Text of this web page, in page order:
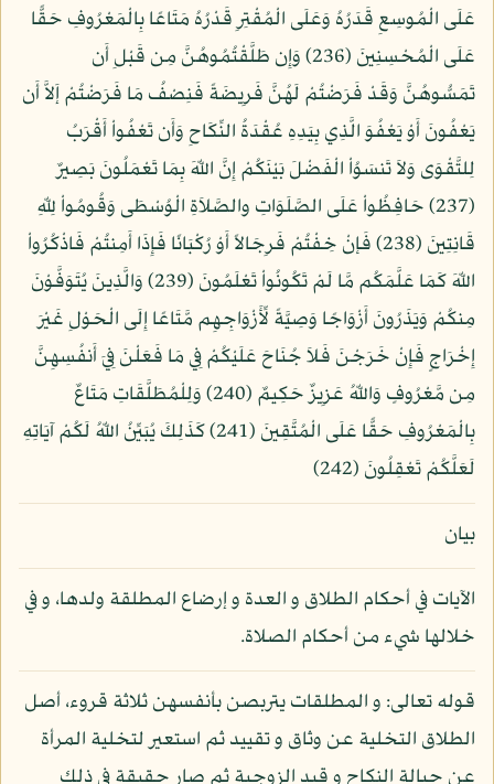
عَلَى الْمُوسِعِ قَدَرُهُ وَعَلَى الْمُقْتِرِ قَدْرُهُ مَتَاعًا بِالْمَعْرُوفِ حَقًّا
عَلَى الْمُحْسِنِينَ (236) وَإِن طَلَّقْتُمُوهُنَّ مِن قَبْلِ أَن
تَمَسُّوهُنَّ وَقَدْ فَرَضْتُمْ لَهُنَّ فَرِيضَةً فَنِصْفُ مَا فَرَضْتُمْ إَلاَّ أَن
يَعْفُونَ أَوْ يَعْفُوَ الَّذِي بِيَدِهِ عُقْدَةُ النِّكَاحِ وَأَن تَعْفُواْ أَقْرَبُ
لِلتَّقْوَى وَلاَ تَنسَوُاْ الْفَضْلَ بَيْنَكُمْ إِنَّ اللّهَ بِمَا تَعْمَلُونَ بَصِيرٌ
(237) حَافِظُواْ عَلَى الصَّلَوَاتِ والصَّلاَةِ الْوُسْطَى وَقُومُواْ لِلّهِ
قَانِتِينَ (238) فَإنْ خِفْتُمْ فَرِجَالاً أَوْ رُكْبَانًا فَإِذَا أَمِنتُمْ فَاذْكُرُواْ
اللّهَ كَمَا عَلَّمَكُم مَّا لَمْ تَكُونُواْ تَعْلَمُونَ (239) وَالَّذِينَ يُتَوَفَّوْنَ
مِنكُمْ وَيَذَرُونَ أَزْوَاجًا وَصِيَّةً لِّأَزْوَاجِهِم مَّتَاعًا إِلَى الْحَوْلِ غَيْرَ
إِخْرَاجٍ فَإِنْ خَرَجْنَ فَلاَ جُنَاحَ عَلَيْكُمْ فِي مَا فَعَلْنَ فِيَ أَنفُسِهِنَّ
مِن مَّعْرُوفٍ وَاللّهُ عَزِيزٌ حَكِيمٌ (240) وَلِلْمُطَلَّقَاتِ مَتَاعٌ
بِالْمَعْرُوفِ حَقًّا عَلَى الْمُتَّقِينَ (241) كَذَلِكَ يُبَيِّنُ اللّهُ لَكُمْ آيَاتِهِ
لَعَلَّكُمْ تَعْقِلُونَ (242)
بيان
الآيات في أحكام الطلاق و العدة و إرضاع المطلقة ولدها، و في
خلالها شيء من أحكام الصلاة.
قوله تعالى: و المطلقات يتربصن بأنفسهن ثلاثة قروء، أصل
الطلاق التخلية عن وثاق و تقييد ثم استعير لتخلية المرأة
عن حبالة النكاح و قيد الزوجية ثم صار حقيقة في ذلك